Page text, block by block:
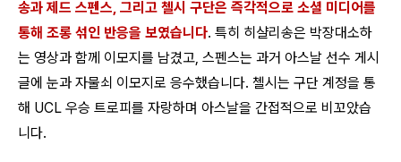
송과 제드 스펜스, 그리고 첼시 구단은 즉각적으로 소셜 미디어를
통해 조롱 섞인 반응을 보였습니다. 특히 히샬리송은 박장대소하
는 영상과 함께 이모지를 남겼고, 스펜스는 과거 아스날 선수 게시
글에 눈과 자물쇠 이모지로 응수했습니다. 첼시는 구단 계정을 통
해 UCL 우승 트로피를 자랑하며 아스날을 간접적으로 비꼬았습
니다.